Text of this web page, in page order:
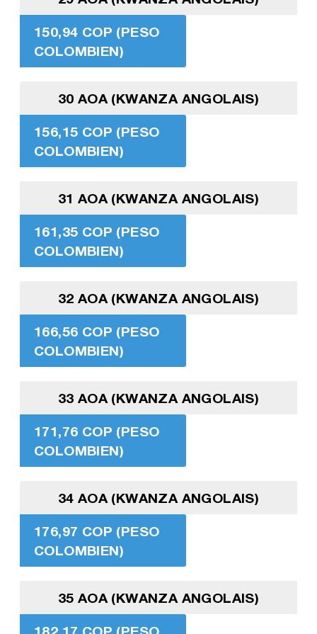
150,94 COP (PESO
COLOMBIEN)
30 AOA (KWANZA ANGOLAIS)
156,15 COP (PESO
COLOMBIEN)
31 AOA (KWANZA ANGOLAIS)
161,35 COP (PESO
COLOMBIEN)
32 AOA (KWANZA ANGOLAIS)
166,56 COP (PESO
COLOMBIEN)
33 AOA (KWANZA ANGOLAIS)
171,76 COP (PESO
COLOMBIEN)
34 AOA (KWANZA ANGOLAIS)
176,97 COP (PESO
COLOMBIEN)
35 AOA (KWANZA ANGOLAIS)